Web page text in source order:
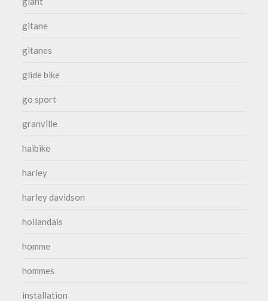
gitane
gitanes
glide bike
go sport
granville
haibike
harley
harley davidson
hollandais
homme
hommes
installation